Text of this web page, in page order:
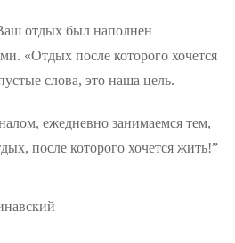
отдых был наполнен
«Отдых после которого хочется
слова, это наша цель.
ежедневно занимаемся тем,
после которого хочется жить!”